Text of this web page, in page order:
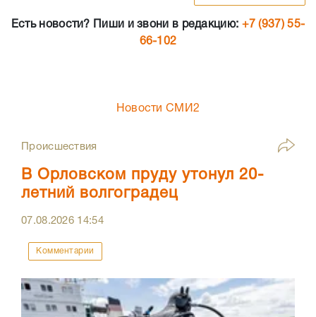
Есть новости? Пиши и звони в редакцию: +7 (937) 55-
66-102
Новости СМИ2
Происшествия
В Орловском пруду утонул 20-
летний волгоградец
07.08.2026 14:54
Комментарии